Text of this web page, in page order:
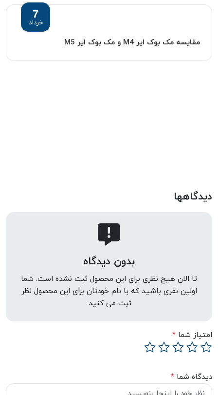
7
خرداد
مقایسه مک بوک ایر M4 و مک بوک ایر M5
دیدگاهها
بدون دیدگاه
تا الان هیچ نظری برای این محصول ثبت نشده است. شما
اولین نفری باشید که با نام خودتان برای این محصول نظر
ثبت می کنید.
امتیاز شما *
دیدگاه شما *